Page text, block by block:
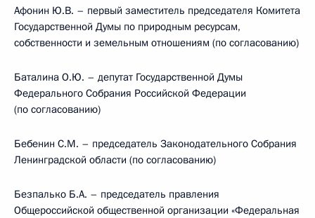
Афонин Ю.В. – первый заместитель председателя Комитета
Государственной Думы по природным ресурсам,
собственности и земельным отношениям (по согласованию)
Баталина О.Ю. – депутат Государственной Думы
Федерального Собрания Российской Федерации
(по согласованию)
Бебенин С.М. – председатель Законодательного Собрания
Ленинградской области (по согласованию)
Безпалько Б.А. – председатель правления
Общероссийской общественной организации «Федеральная